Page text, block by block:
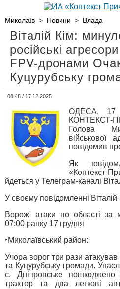
Миколаїв > Новини > Влада
Віталій Кім:
російські
FPV-дронами
Куцурубську
08:48 / 17.12.2025
ОДЕСА, 17
Голова
військової
повідомив
Як
«Контекст-
йдеться у Телеграм-каналі
У своєму повідомленні Віталій
Ворожі атаки по області за
07:00 ранку 17 грудня
▫️Миколаївський район:
Учора ворог три рази
та Куцурубську громади.
с. Дніпровське пошкоджено
трактор та два легкові